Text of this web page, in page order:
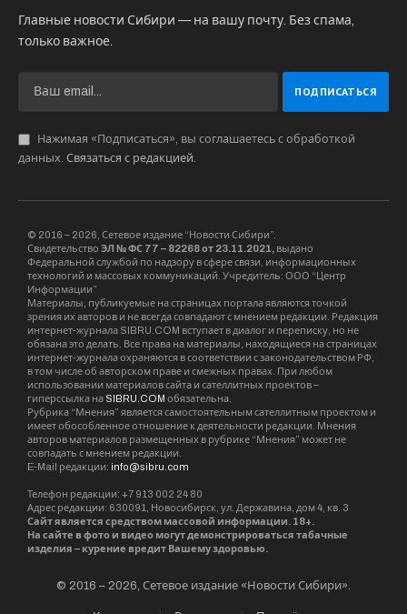
Главные новости Сибири — на вашу почту. Без спама,
только важное.
Нажимая «Подписаться», вы соглашаетесь с обработкой
данных. Связаться с редакцией
© 2016 – 2026, Сетевое издание “Новости Сибири”.
Свидетельство ЭЛ № ФС 77 – 82268 от 23.11.2021, выдано
Федеральной службой по надзору в сфере связи, информационных
технологий и массовых коммуникаций. Учредитель: ООО “Центр
Информации”
Материалы, публикуемые на страницах портала являются точкой
зрения их авторов и не всегда совпадают с мнением редакции. Редакция
интернет-журнала SIBRU.COM вступает в диалог и переписку, но не
обязана это делать. Все права на материалы, находящиеся на страницах
интернет-журнала охраняются в соответствии с законодательством РФ,
в том числе об авторском праве и смежных правах. При любом
использовании материалов сайта и сателлитных проектов –
гиперссылка на SIBRU.COM обязательна.
Рубрика “Мнения” является самостоятельным сателлитным проектом и
имеет обособленное отношение к деятельности редакции. Мнения
авторов материалов размещенных в рубрике “Мнения” может не
совпадать с мнением редакции.
E-Mail редакции: info@sibru.com
Телефон редакции: +7 913 002 24 80
Адрес редакции: 630091, Новосибирск, ул. Державина, дом 4, кв. 3
Сайт является средством массовой информации. 18+.
На сайте в фото и видео могут демонстрироваться табачные
изделия – курение вредит Вашему здоровью.
© 2016 – 2026, Сетевое издание «Новости Сибири».